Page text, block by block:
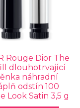
Rouge Dior The
dlouhotrvající
náhradní
odstín 100
Look Satin 3,5 g